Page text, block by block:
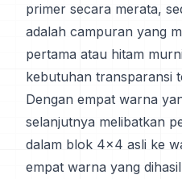
primer secara merata,
adalah campuran yang
pertama atau hitam
kebutuhan transparansi
Dengan empat warna
selanjutnya melibatkan
dalam blok 4x4 asli ke
empat warna yang